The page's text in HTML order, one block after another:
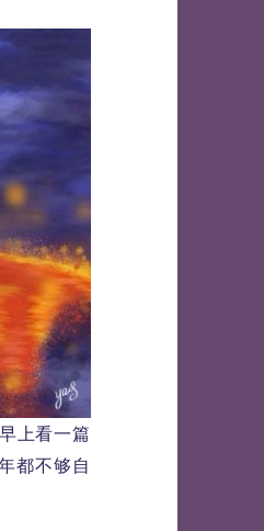
上看一篇
都不够自